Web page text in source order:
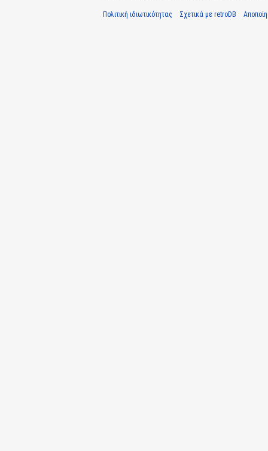
Πολιτική ιδιωτικότητας Σχετικά με retroDB